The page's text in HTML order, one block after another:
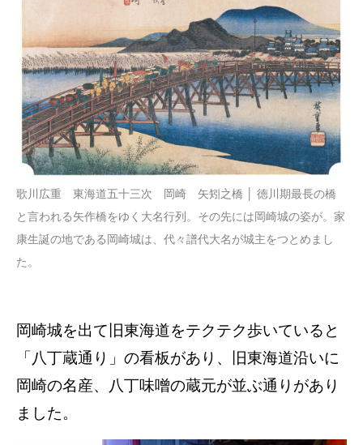
歌川広重 東海道五十三次 岡崎 矢矧之橋 │ 徳川期最長の橋
と言われる矢作橋をゆく大名行列。その先には岡崎城の姿が。家
康生誕の地である岡崎城は、代々譜代大名が城主をつとめまし
た。
岡崎城を出て旧東海道をテクテク歩いていると
「八丁蔵通り」の看板があり、旧東海道沿いに
岡崎の名産、八丁味噌の蔵元が並ぶ通りがあり
ました。